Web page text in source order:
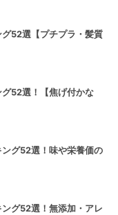
52選【プチプラ・髪質
52選！【焦げ付かな
グ52選！味や栄養価の
グ52選！無添加・アレ